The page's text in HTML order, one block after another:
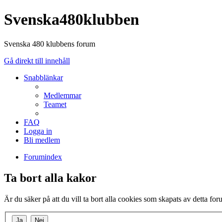
Svenska480klubben
Svenska 480 klubbens forum
Gå direkt till innehåll
Snabblänkar
Medlemmar
Teamet
FAQ
Logga in
Bli medlem
Forumindex
Ta bort alla kakor
Är du säker på att du vill ta bort alla cookies som skapats av detta